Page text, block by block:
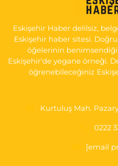
KIRMIZITOPRAK MAH.ERCAN
HASTANESİ POLİKLİNİK KAPISI
0 (222) 240 55 11 Yol Tarifi Al
Eskişehir Haber delilsiz,
Eskişehir haber sitesi.
öğelerinin benimsendiği
Eskişehir'de yegane örneği.
öğrenebileceğiniz
Kurtuluş Mah.
0222
[email